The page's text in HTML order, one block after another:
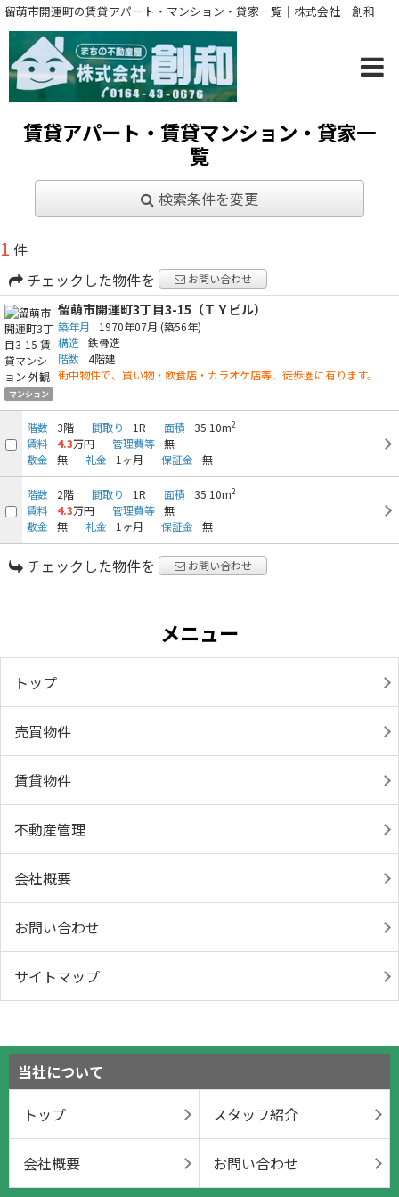
留萌市開運町の賃貸アパート・マンション・貸家一覧｜株式会社 創和
賃貸アパート・賃貸マンション・貸家一
覧
検索条件を変更
1 件
チェックした物件を
お問い合わせ
マンション
留萌市開運町3丁目3-15（ＴＹビル）
築年月 1970年07月 (築56年)
構造 鉄骨造
階数 4階建
街中物件で、買い物・飲食店・カラオケ店等、徒歩圏に有ります。
階数 3階 間取り 1R 面積 35.10m2
賃料 4.3万円 管理費等 無
敷金
無 礼金 1ヶ月 保証金 無
階数 2階 間取り 1R 面積 35.10m2
賃料 4.3万円 管理費等 無
敷金
無 礼金 1ヶ月 保証金 無
チェックした物件を お問い合わせ
メニュー
トップ
売買物件
賃貸物件
不動産管理
会社概要
お問い合わせ
サイトマップ
当社について
トップ
スタッフ紹介
会社概要 お問い合わせ